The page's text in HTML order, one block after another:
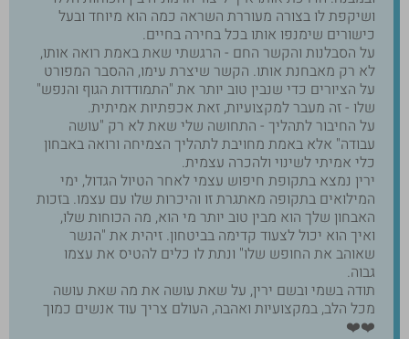
ושיקפת לו בצורה מעוררת השראה כמה הוא מיוחד ובעל
כישורים שימנפו אותו בכל בחירה בחיים.
על הסבלנות והקשר החם - הרגשתי שאת באמת רואה אותו,
לא רק מאבחנת אותו. הקשר שיצרת עימו, ההסבר המפורט
על הציורים כדי שנבין טוב יותר את "התמודדות הגוף והנפש"
שלו - זה מעבר למקצועיות, זאת אכפתיות אמיתית.
על החיבור לתהליך - התחושה שלי שאת לא רק "עושה
עבודה" אלא באמת מחויבת לתהליך הצמיחה ורואה באבחון
כלי אמיתי לשינוי ולהכרה עצמית.
ירין נמצא בתקופת חיפוש עצמי לאחר הטיול הגדול, ימי
המילואים בתקופה מאתגרת זו והיכרות שלו עם עצמו. בזכות
האבחון שלך הוא מבין טוב יותר מי הוא, מה הכוחות שלו,
ואיך הוא יכול לצעוד קדימה בביטחון. זיהית את "הנשר
שאוהב את החופש שלו" ונתת לו כלים להטיס את עצמו
גבוה.
תודה בשמי ובשם ירין, על שאת עושה את מה שאת עושה
מכל הלב, במקצועיות ואהבה, העולם צריך עוד אנשים כמוך
❤️❤️